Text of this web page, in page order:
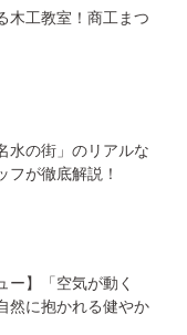
木工教室！商工まつ
水の街」のリアルな
フが徹底解説！
ー】「空気が動く
然に抱かれる健やか